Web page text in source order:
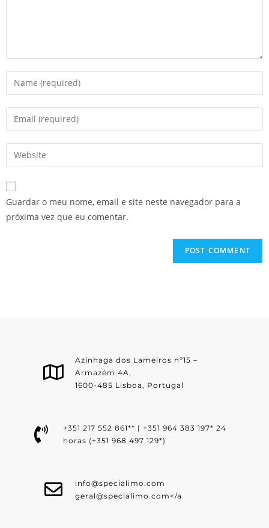
Guardar o meu nome, email e site neste navegador para a
próxima vez que eu comentar.
Azinhaga dos Lameiros nº15 –
Armazém 4A,
1600-485 Lisboa, Portugal
+351 217 552 861** | +351 964 383 197* 24
horas (+351 968 497 129*)
info@specialimo.com
geral@specialimo.com</a